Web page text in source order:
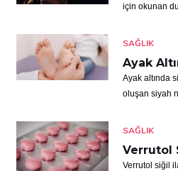
için okunan
SAĞLIK
Ayak
Ayak altında
oluşan siyah
SAĞLIK
Verrutol
Verrutol siğil